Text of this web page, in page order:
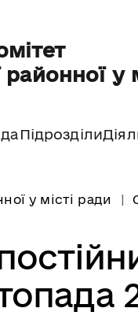
у
Підрозділи
у місті ради